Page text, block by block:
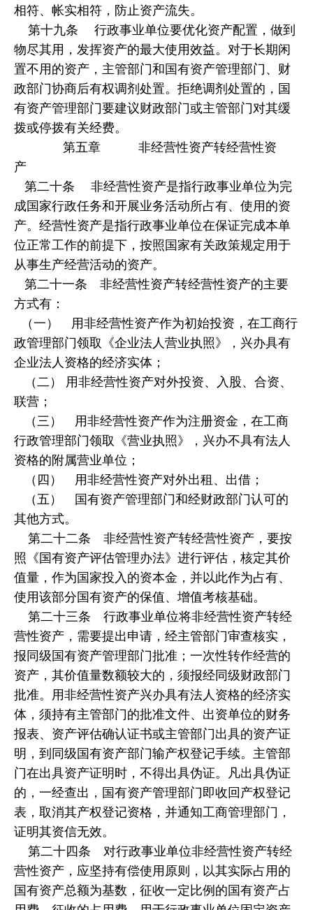
相符、帐实相符，防止资产流失。
第十九条 行政事业单位要优化资产配置，做到
物尽其用，发挥资产的最大使用效益。对于长期闲
置不用的资产，主管部门和国有资产管理部门、财
政部门协商后有权调剂处置。拒绝调剂处置的，国
有资产管理部门要建议财政部门或主管部门对其缓
拨或停拨有关经费。
第五章 非经营性资产转经营性资
产
第二十条 非经营性资产是指行政事业单位为完
成国家行政任务和开展业务活动所占有、使用的资
产。经营性资产是指行政事业单位在保证完成本单
位正常工作的前提下，按照国家有关政策规定用于
从事生产经营活动的资产。
第二十一条 非经营性资产转经营性资产的主要
方式有：
（一） 用非经营性资产作为初始投资，在工商行
政管理部门领取《企业法人营业执照》，兴办具有
企业法人资格的经济实体；
（二） 用非经营性资产对外投资、入股、合资、
联营；
（三） 用非经营性资产作为注册资金，在工商
行政管理部门领取《营业执照》，兴办不具有法人
资格的附属营业单位；
（四） 用非经营性资产对外出租、出借；
（五） 国有资产管理部门和经财政部门认可的
其他方式。
第二十二条 非经营性资产转经营性资产，要按
照《国有资产评估管理办法》进行评估，核定其价
值量，作为国家投入的资本金，并以此作为占有、
使用该部分国有资产的保值、增值考核基础。
第二十三条 行政事业单位将非经营性资产转经
营性资产，需要提出申请，经主管部门审查核实，
报同级国有资产管理部门批准；一次性转作经营的
资产，其价值量数额较大的，须报经同级财政部门
批准。用非经营性资产兴办具有法人资格的经济实
体，须持有主管部门的批准文件、出资单位的财务
报表、资产评估确认证书或主管部门出具的资产证
明，到同级国有资产部门输产权登记手续。主管部
门在出具资产证明时，不得出具伪证。凡出具伪证
的，一经查出，国有资产管理部门即收回产权登记
表，取消其产权登记资格，并通知工商管理部门，
证明其资信无效。
第二十四条 对行政事业单位非经营性资产转经
营性资产，应坚持有偿使用原则，以其实际占用的
国有资产总额为基数，征收一定比例的国有资产占